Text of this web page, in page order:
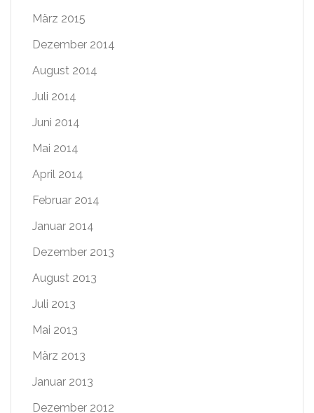
März 2015
Dezember 2014
August 2014
Juli 2014
Juni 2014
Mai 2014
April 2014
Februar 2014
Januar 2014
Dezember 2013
August 2013
Juli 2013
Mai 2013
März 2013
Januar 2013
Dezember 2012